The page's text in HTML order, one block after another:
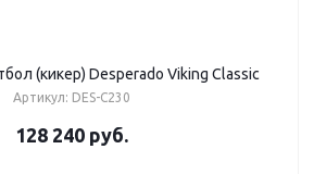
(кикер) Desperado Viking Classic
Артикул: DES-C230
128 240 руб.